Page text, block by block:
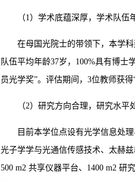
（1）学术底蕴深厚，学术队伍
在母国光院士的带领下，本学
队伍平均年龄37岁，100%具有博士
员光学奖”。评估期间，3位教师获
（2）研究方向合理，研究水平
目前本学位点设有光学信息处
光子学学与光通信传感技术、太赫
500 m2 共享仪器平台、1400 m2 研